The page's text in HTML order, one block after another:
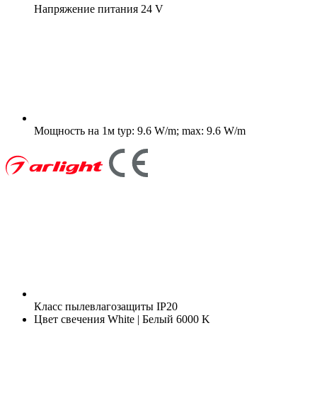
Напряжение питания 24 V
Мощность на 1м typ: 9.6 W/m; max: 9.6 W/m
Класс пылевлагозащиты IP20
Цвет свечения White | Белый 6000 K